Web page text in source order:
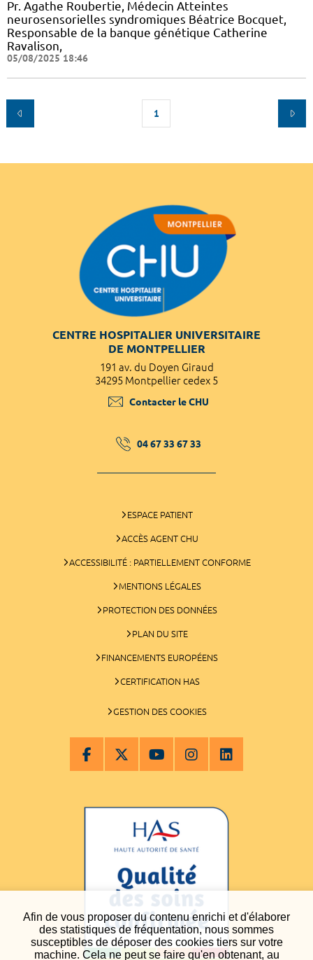
Afin de vous proposer du contenu enrichi et d'élaborer
des statistiques de fréquentation, nous sommes
susceptibles de déposer des cookies tiers sur votre
machine. Cela ne peut se faire qu'en obtenant, au
Pr. Agathe Roubertie, Médecin Atteintes
neurosensorielles syndromiques Béatrice Bocquet,
Responsable de la banque génétique Catherine
Ravalison,
05/08/2025 18:46
1
CENTRE HOSPITALIER UNIVERSITAIRE
DE MONTPELLIER
191 av. du Doyen Giraud
34295 Montpellier cedex 5
Contacter le CHU
04 67 33 67 33
ESPACE PATIENT
ACCÈS AGENT CHU
ACCESSIBILITÉ : PARTIELLEMENT CONFORME
MENTIONS LÉGALES
PROTECTION DES DONNÉES
PLAN DU SITE
FINANCEMENTS EUROPÉENS
CERTIFICATION HAS
GESTION DES COOKIES